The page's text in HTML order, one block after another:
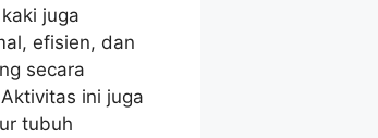
juga
efisien, dan
secara
ini juga
tubuh